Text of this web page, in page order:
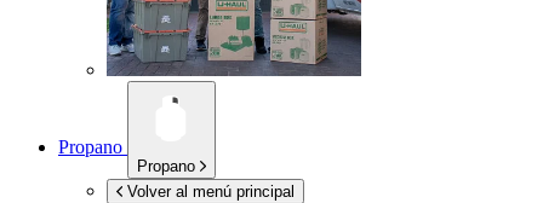
Propano
Propano
Volver al menú principal